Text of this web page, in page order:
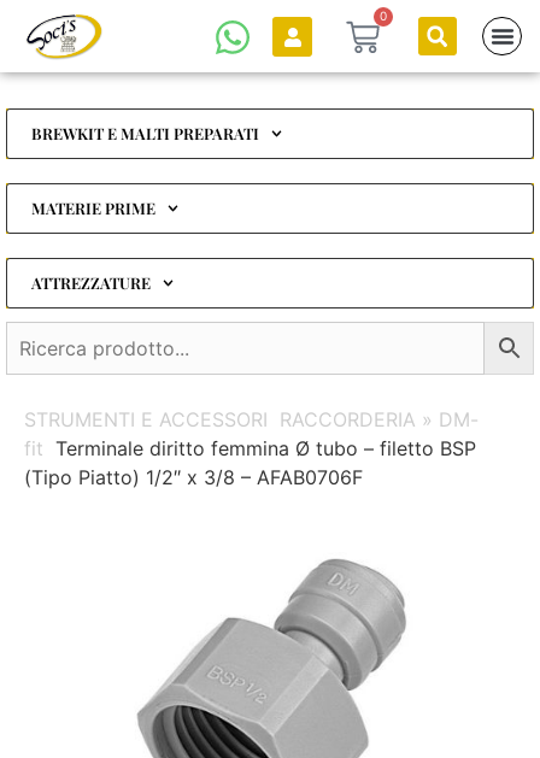
0
BREWKIT E MALTI PREPARATI
MATERIE PRIME
ATTREZZATURE
STRUMENTI E ACCESSORI RACCORDERIA » DM-
fit Terminale diritto femmina Ø tubo – filetto BSP
(Tipo Piatto) 1/2″ x 3/8 – AFAB0706F